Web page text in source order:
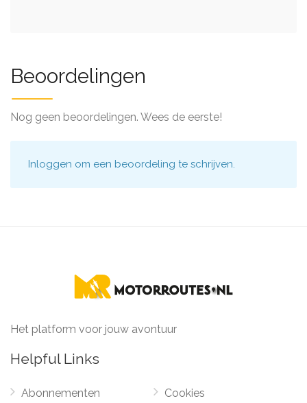
Beoordelingen
Nog geen beoordelingen. Wees de eerste!
Inloggen om een beoordeling te schrijven.
Het platform voor jouw avontuur
Helpful Links
Abonnementen
Cookies